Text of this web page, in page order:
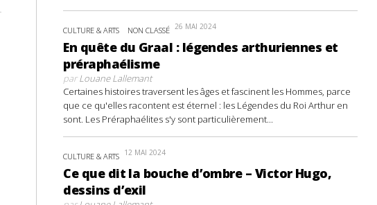
CULTURE & ARTS NON CLASSÉ 26 MAI 2024
En quête du Graal : légendes arthuriennes et
préraphaélisme
parLouane Lallemant
Certaines histoires traversent les âges et fascinent les Hommes, parce
que ce qu'elles racontent est éternel : les Légendes du Roi Arthur en
sont. Les Préraphaélites s'y sont particulièrement...
CULTURE & ARTS 12 MAI 2024
Ce que dit la bouche d’ombre – Victor Hugo,
dessins d’exil